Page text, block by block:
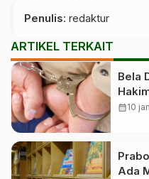
Penulis: redaktur
ARTIKEL TERKAIT
Bela
calendar_month10
Ada